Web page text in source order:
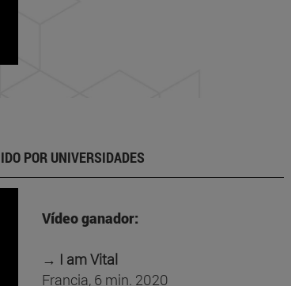
POR UNIVERSIDADES
Vídeo ganador:
→ I am Vital
Francia, 6 min. 2020